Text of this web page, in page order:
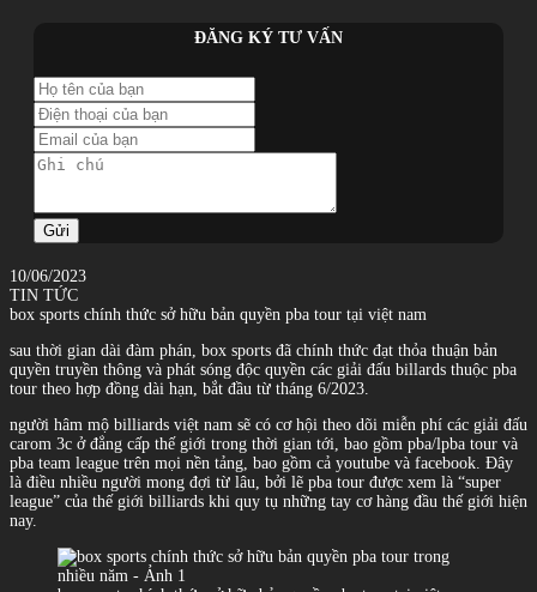
ĐĂNG KÝ TƯ VẤN
Gửi
10/06/2023
TIN TỨC
box sports chính thức sở hữu bản quyền pba tour tại việt nam
sau thời gian dài đàm phán, box sports đã chính thức đạt thỏa thuận bản
quyền truyền thông và phát sóng độc quyền các giải đấu billards thuộc pba
tour theo hợp đồng dài hạn, bắt đầu từ tháng 6/2023.
người hâm mộ billiards việt nam sẽ có cơ hội theo dõi miễn phí các giải đấu
carom 3c ở đẳng cấp thế giới trong thời gian tới, bao gồm pba/lpba tour và
pba team league trên mọi nền tảng, bao gồm cả youtube và facebook. Đây
là điều nhiều người mong đợi từ lâu, bởi lẽ pba tour được xem là “super
league” của thế giới billiards khi quy tụ những tay cơ hàng đầu thế giới hiện
nay.